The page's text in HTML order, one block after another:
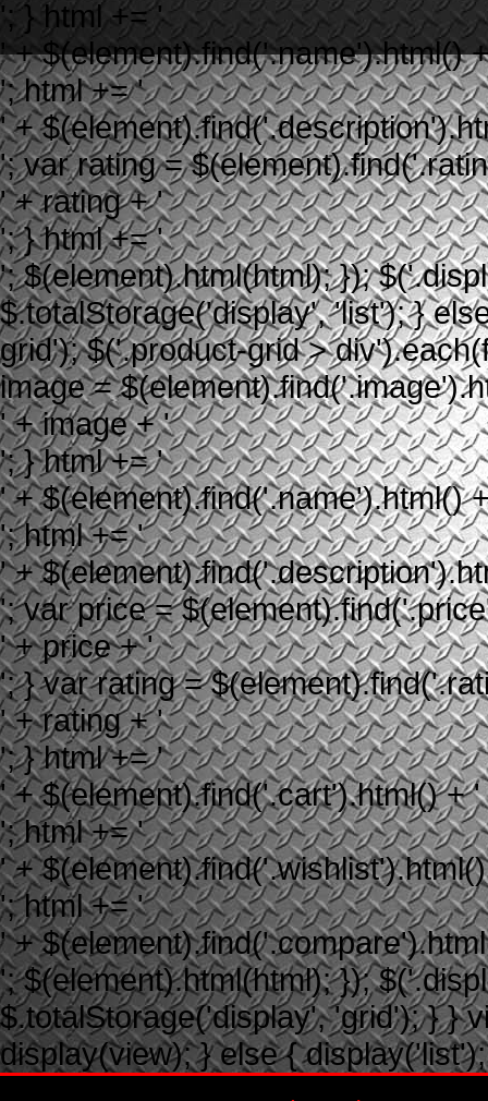
'; } html += '
' + $(element).find('.name').html()
'; html += '
' +
'; var rating =
' + rating + '
'; } html += '
'; $(element).html(html); });
$.totalStorage('display', 'list'); }
grid'); $('.product-grid >
image =
' + image + '
'; } html += '
' + $(element).find('.name').html()
'; html += '
' +
'; var price =
' + price + '
'; } var rating =
' + rating + '
'; } html += '
' + $(element).find('.cart').html() + '
'; html += '
' +
'; html += '
' +
'; $(element).html(html); });
$.totalStorage('display', 'grid'); } }
display(view); } else {